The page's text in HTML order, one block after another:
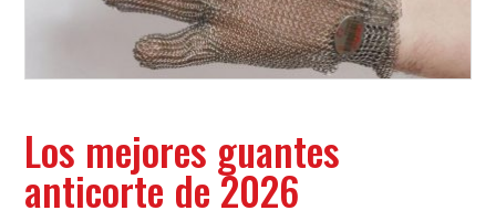
Los mejores guantes
anticorte de 2026